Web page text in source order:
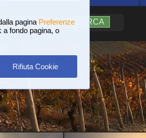
pagina Preferenze
a fondo pagina, o
Rifiuta Cookie
A ?AIUTO RICERCA